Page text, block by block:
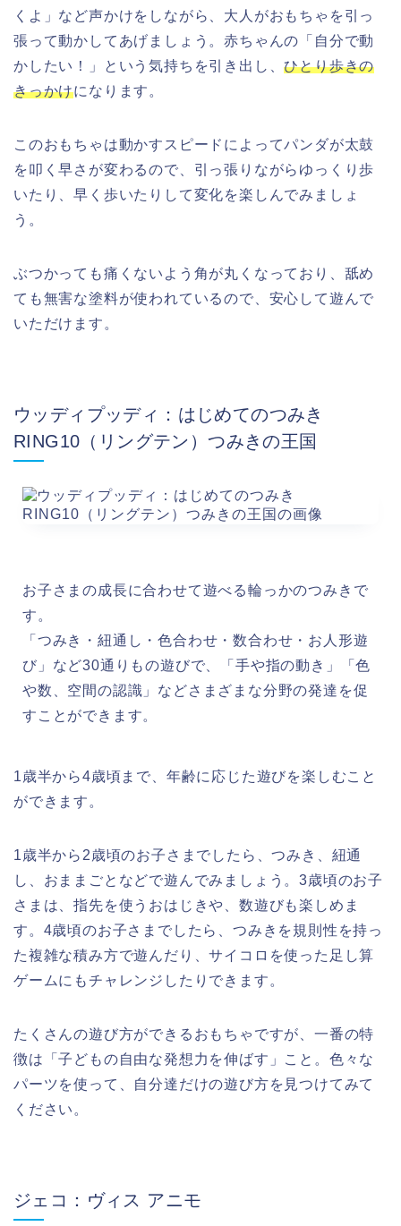
くよ」など声かけをしながら、大人がおもちゃを引っ
張って動かしてあげましょう。赤ちゃんの「自分で動
かしたい！」という気持ちを引き出し、ひとり歩きの
きっかけになります。
このおもちゃは動かすスピードによってパンダが太鼓
を叩く早さが変わるので、引っ張りながらゆっくり歩
いたり、早く歩いたりして変化を楽しんでみましょ
う。
ぶつかっても痛くないよう角が丸くなっており、舐め
ても無害な塗料が使われているので、安心して遊んで
いただけます。
ウッディプッディ：はじめてのつみき
RING10（リングテン）つみきの王国
お子さまの成長に合わせて遊べる輪っかのつみきで
す。
「つみき・紐通し・色合わせ・数合わせ・お人形遊
び」など30通りもの遊びで、「手や指の動き」「色
や数、空間の認識」などさまざまな分野の発達を促
すことができます。
1歳半から4歳頃まで、年齢に応じた遊びを楽しむこと
ができます。
1歳半から2歳頃のお子さまでしたら、つみき、紐通
し、おままごとなどで遊んでみましょう。3歳頃のお子
さまは、指先を使うおはじきや、数遊びも楽しめま
す。4歳頃のお子さまでしたら、つみきを規則性を持っ
た複雑な積み方で遊んだり、サイコロを使った足し算
ゲームにもチャレンジしたりできます。
たくさんの遊び方ができるおもちゃですが、一番の特
徴は「子どもの自由な発想力を伸ばす」こと。色々な
パーツを使って、自分達だけの遊び方を見つけてみて
ください。
ジェコ：ヴィス アニモ